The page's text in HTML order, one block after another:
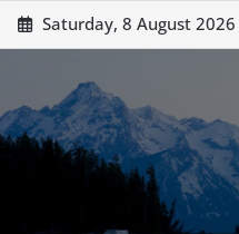
Skip
to
Saturday, 8 August 2026